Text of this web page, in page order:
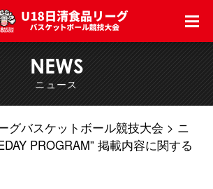
NEWS
ニュース
グバスケットボール競技大会
ニ
PROGRAM” 掲載内容に関する